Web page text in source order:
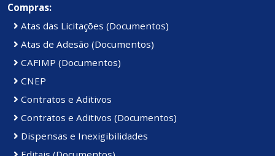
Compras:
Atas das Licitações (Documentos)
Atas de Adesão (Documentos)
CAFIMP (Documentos)
CNEP
Contratos e Aditivos
Contratos e Aditivos (Documentos)
Dispensas e Inexigibilidades